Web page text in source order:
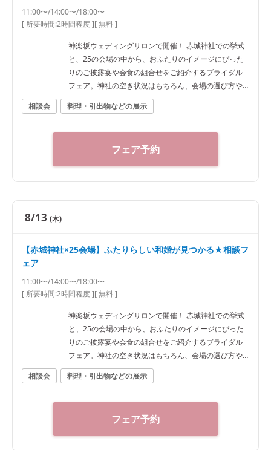
11:00〜/14:00〜/18:00〜
[ 所要時間:2時間程度][ 無料 ]
神楽坂ウェディングサロンで開催！ 赤城神社での挙式
と、25の会場の中から、おふたりのイメージにぴった
りのご披露宴や会食の組合せをご紹介するブライダル
フェア。神社の空き状況はもちろん、会場の選び方や
予算など、ご希望に合わせた“和”の結婚式をご提案いた
します。神社結婚式のプロに何でもご相談下さい！ ◆
0～20：00（火曜定休） 【アクセス】 JR線「飯田橋
駅」西口徒歩3分／東京メトロ東西線・有楽町線・南北
相談会 料理・引出物などの展示
フェア予約
8/13 (木)
【赤城神社×25会場】ふたりらしい和婚が見つかる★相談フ
ェア
11:00〜/14:00〜/18:00〜
[ 所要時間:2時間程度][ 無料 ]
神楽坂ウェディングサロンで開催！ 赤城神社での挙式
と、25の会場の中から、おふたりのイメージにぴった
りのご披露宴や会食の組合せをご紹介するブライダル
フェア。神社の空き状況はもちろん、会場の選び方や
予算など、ご希望に合わせた“和”の結婚式をご提案いた
します。神社結婚式のプロに何でもご相談下さい！ ◆
0～20：00（火曜定休） 【アクセス】 JR線「飯田橋
駅」西口徒歩3分／東京メトロ東西線・有楽町線・南北
相談会 料理・引出物などの展示
フェア予約